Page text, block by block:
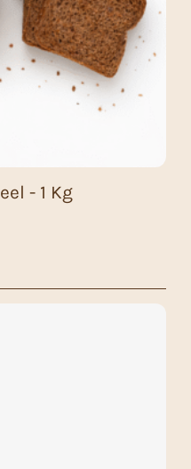
- 1 Kg